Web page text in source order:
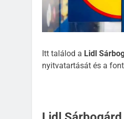
Itt találod a Lidl
nyitvatartását és a